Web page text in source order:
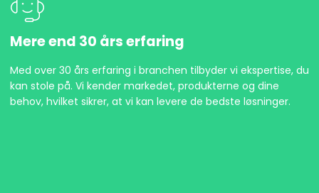
Mere end 30 års erfaring
Med over 30 års erfaring i branchen tilbyder vi ekspertise, du
kan stole på. Vi kender markedet, produkterne og dine
behov, hvilket sikrer, at vi kan levere de bedste løsninger.